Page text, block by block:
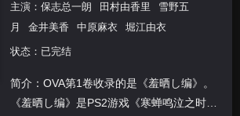
主演： 保志总一朗 田村由香里
雪野五
月
金井美香 中原麻衣 堀江由衣
状态：已完结
简介：OVA第1卷收录的是《羞晒し编》。
《羞晒し编》是PS2游戏《寒蝉鸣泣之时